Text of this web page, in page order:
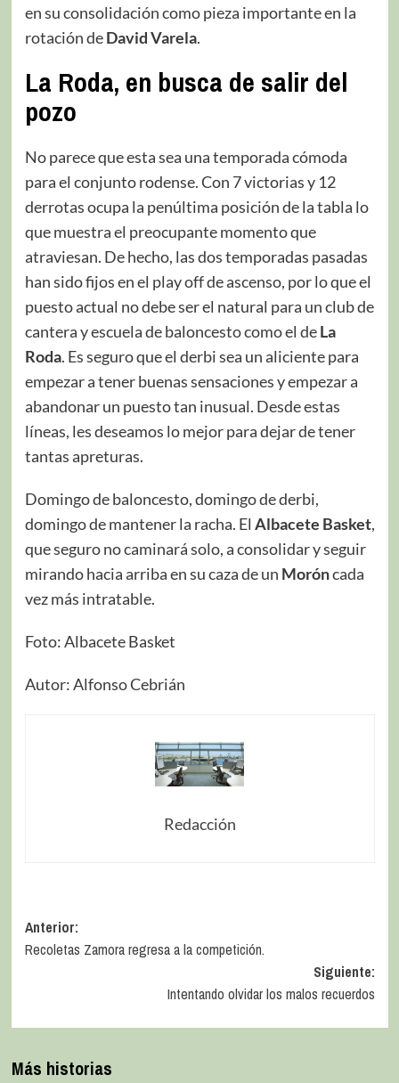
en su consolidación como pieza importante en la
rotación deDavid Varela.
La Roda, en busca de salir del
pozo
No parece que esta sea una temporada cómoda
para el conjunto rodense. Con 7 victorias y 12
derrotas ocupa la penúltima posición de la tabla lo
que muestra el preocupante momento que
atraviesan. De hecho, las dos temporadas pasadas
han sido fijos en el play off de ascenso, por lo que el
puesto actual no debe ser el natural para un club de
cantera y escuela de baloncesto como el deLa
Roda. Es seguro que el derbi sea un aliciente para
empezar a tener buenas sensaciones y empezar a
abandonar un puesto tan inusual. Desde estas
líneas, les deseamos lo mejor para dejar de tener
tantas apreturas.
Domingo de baloncesto, domingo de derbi,
domingo de mantener la racha. El Albacete Basket,
que seguro no caminará solo, a consolidar y seguir
mirando hacia arriba en su caza de un Moróncada
vez más intratable.
Foto: Albacete Basket
Autor: Alfonso Cebrián
Redacción
Anterior:
Recoletas Zamora regresa a la competición.
Siguiente:
Intentando olvidar los malos recuerdos
Más historias